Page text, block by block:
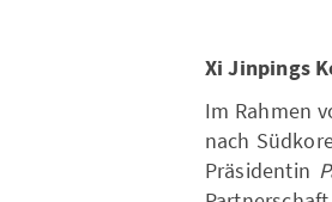
Xi Jinpings
Im Rahmen
nach
Präsidentin